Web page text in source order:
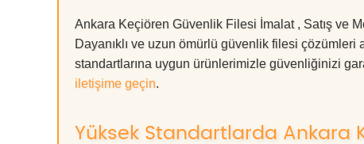
Ankara Keçiören Güvenlik Filesi İmalat , Satış ve
Dayanıklı ve uzun ömürlü güvenlik filesi
standartlarına uygun ürünlerimizle güvenliğinizi
iletişime geçin.
Yüksek Standartlarda Ankara